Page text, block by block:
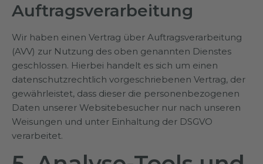
Auftragsverarbeitung
Wir haben einen Vertrag über Auftragsverarbeitung
(AVV) zur Nutzung des oben genannten Dienstes
geschlossen. Hierbei handelt es sich um einen
datenschutzrechtlich vorgeschriebenen Vertrag, der
gewährleistet, dass dieser die personenbezogenen
Daten unserer Websitebesucher nur nach unseren
Weisungen und unter Einhaltung der DSGVO
verarbeitet.